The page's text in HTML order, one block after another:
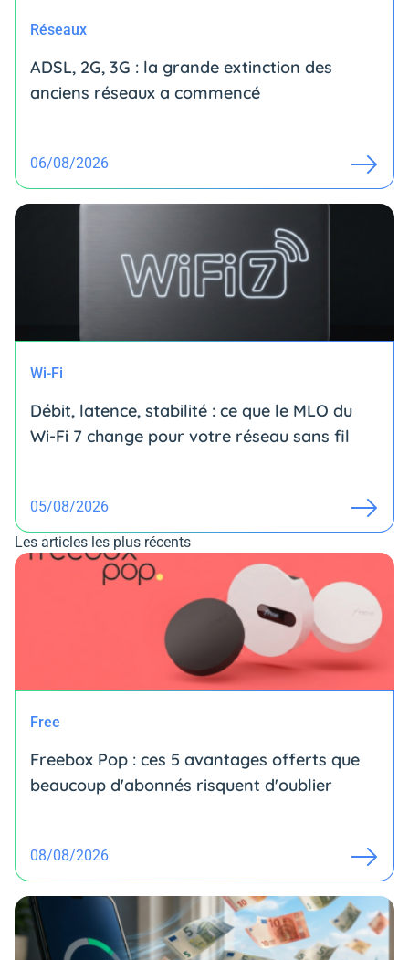
Réseaux
ADSL, 2G, 3G : la grande extinction des
anciens réseaux a commencé
06/08/2026
Wi-Fi
Débit, latence, stabilité : ce que le MLO du
Wi-Fi 7 change pour votre réseau sans fil
05/08/2026
Les articles les plus récents
Free
Freebox Pop : ces 5 avantages offerts que
beaucoup d'abonnés risquent d'oublier
08/08/2026